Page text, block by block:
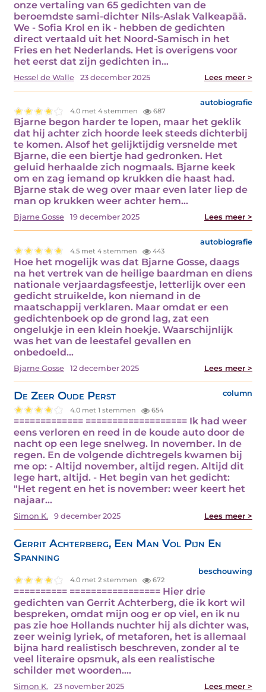
onze vertaling van 65 gedichten van de
beroemdste sami-dichter Nils-Aslak Valkeapää.
We - Sofia Krol en ik - hebben de gedichten
direct vertaald uit het Noord-Samisch in het
Fries en het Nederlands. Het is overigens voor
het eerst dat zijn gedichten in…
Hessel de Walle 23 december 2025 Lees meer >
autobiografie
4.0 met 4 stemmen 687
Bjarne begon harder te lopen, maar het geklik
dat hij achter zich hoorde leek steeds dichterbij
te komen. Alsof het gelijktijdig versnelde met
Bjarne, die een biertje had gedronken. Het
geluid herhaalde zich nogmaals. Bjarne keek
om en zag iemand op krukken die haast had.
Bjarne stak de weg over maar even later liep de
man op krukken weer achter hem…
Bjarne Gosse 19 december 2025 Lees meer >
autobiografie
4.5 met 4 stemmen 443
Hoe het mogelijk was dat Bjarne Gosse, daags
na het vertrek van de heilige baardman en diens
nationale verjaardagsfeestje, letterlijk over een
gedicht struikelde, kon niemand in de
maatschappij verklaren. Maar omdat er een
gedichtenboek op de grond lag, zat een
ongelukje in een klein hoekje. Waarschijnlijk
was het van de leestafel gevallen en
onbedoeld…
Bjarne Gosse 12 december 2025 Lees meer >
De Zeer Oude Perst column
4.0 met 1 stemmen 654
============= =================== Ik had weer
eens verloren en reed in de koude auto door de
nacht op een lege snelweg. In november. In de
regen. En de volgende dichtregels kwamen bij
me op: - Altijd november, altijd regen. Altijd dit
lege hart, altijd. - Het begin van het gedicht:
"Het regent en het is november: weer keert het
najaar…
Simon K. 9 december 2025 Lees meer >
Gerrit Achterberg, Een Man Vol Pijn En
Spanning
beschouwing
4.0 met 2 stemmen 672
========== ================= Hier drie
gedichten van Gerrit Achterberg, die ik kort wil
bespreken, omdat mijn oog er op viel, en ik nu
pas zie hoe Hollands nuchter hij als dichter was,
zeer weinig lyriek, of metaforen, het is allemaal
bijna hard realistisch beschreven, zonder al te
veel literaire opsmuk, als een realistische
schilder met woorden.…
Simon K. 23 november 2025 Lees meer >